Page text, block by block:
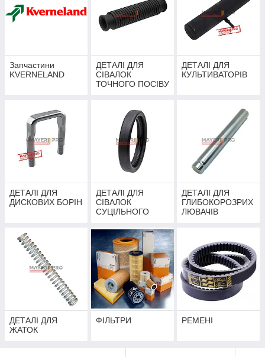
Запчастини
KVERNELAND
ДЕТАЛІ ДЛЯ
СІВАЛОК
ТОЧНОГО ПОСІВУ
ДЕТАЛІ ДЛЯ
КУЛЬТИВАТОРІВ
ДЕТАЛІ ДЛЯ
ДИСКОВИХ БОРІН
ДЕТАЛІ ДЛЯ
СІВАЛОК
СУЦІЛЬНОГО
ДЕТАЛІ ДЛЯ
ГЛИБОКОРОЗРИХ
ЛЮВАЧІВ
ДЕТАЛІ ДЛЯ
ЖАТОК
ФІЛЬТРИ РЕМЕНІ